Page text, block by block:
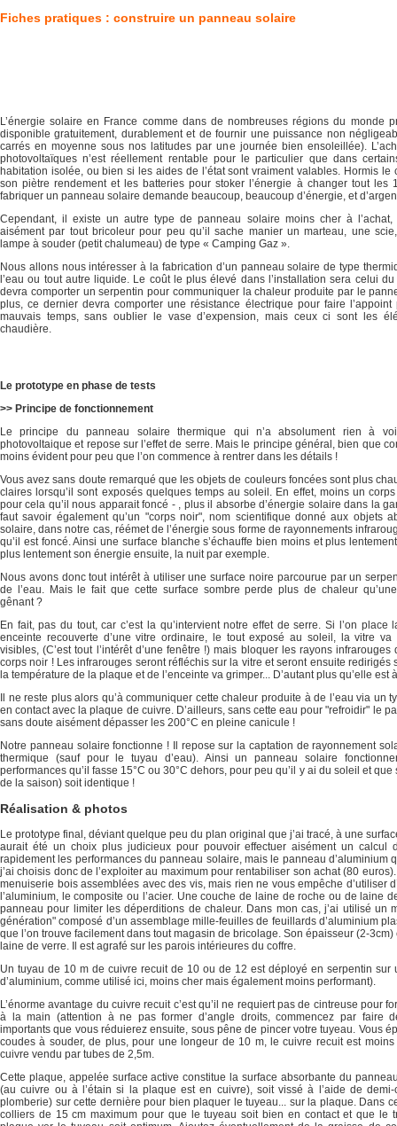
Fiches pratiques : construire un panneau solaire
L’énergie solaire en France comme dans de nombreuses régions du monde
disponible gratuitement, durablement et de fournir une puissance non
carrés en moyenne sous nos latitudes par une journée bien ensoleillée).
photovoltaïques n’est réellement rentable pour le particulier que dans
habitation isolée, ou bien si les aides de l’état sont vraiment valables. Hormis le
son piètre rendement et les batteries pour stoker l’énergie à changer tout les
fabriquer un panneau solaire demande beaucoup, beaucoup d’énergie, et
Cependant, il existe un autre type de panneau solaire moins cher à
aisément par tout bricoleur pour peu qu’il sache manier un marteau, une
lampe à souder (petit chalumeau) de type « Camping Gaz ».
Nous allons nous intéresser à la fabrication d’un panneau solaire de type
l’eau ou tout autre liquide. Le coût le plus élevé dans l’installation sera celui
devra comporter un serpentin pour communiquer la chaleur produite par le
plus, ce dernier devra comporter une résistance électrique pour faire
mauvais temps, sans oublier le vase d’expension, mais ceux ci sont les
chaudière.
Le prototype en phase de tests
>> Principe de fonctionnement
Le principe du panneau solaire thermique qui n’a absolument rien à
photovoltaique et repose sur l’effet de serre. Mais le principe général, bien que
moins évident pour peu que l’on commence à rentrer dans les détails !
Vous avez sans doute remarqué que les objets de couleurs foncées sont plus
claires lorsqu’il sont exposés quelques temps au soleil. En effet, moins un
pour cela qu’il nous apparait foncé - , plus il absorbe d’énergie solaire dans la
faut savoir également qu’un "corps noir", nom scientifique donné aux objets
solaire, dans notre cas, réémet de l’énergie sous forme de rayonnements
qu’il est foncé. Ainsi une surface blanche s’échauffe bien moins et plus
plus lentement son énergie ensuite, la nuit par exemple.
Nous avons donc tout intérêt à utiliser une surface noire parcourue par un
de l’eau. Mais le fait que cette surface sombre perde plus de chaleur
gênant ?
En fait, pas du tout, car c’est la qu’intervient notre effet de serre. Si l’on
enceinte recouverte d’une vitre ordinaire, le tout exposé au soleil, la vitre
visibles, (C’est tout l’intérêt d’une fenêtre !) mais bloquer les rayons
corps noir ! Les infrarouges seront réfléchis sur la vitre et seront ensuite redirigés
la température de la plaque et de l’enceinte va grimper... D’autant plus qu’elle est
Il ne reste plus alors qu’à communiquer cette chaleur produite à de l’eau via un
en contact avec la plaque de cuivre. D’ailleurs, sans cette eau pour "refroidir" le
sans doute aisément dépasser les 200°C en pleine canicule !
Notre panneau solaire fonctionne ! Il repose sur la captation de rayonnement
thermique (sauf pour le tuyau d’eau). Ainsi un panneau solaire
performances qu’il fasse 15°C ou 30°C dehors, pour peu qu’il y ai du soleil et
de la saison) soit identique !
Réalisation & photos
Le prototype final, déviant quelque peu du plan original que j’ai tracé, à une
aurait été un choix plus judicieux pour pouvoir effectuer aisément un calcul
rapidement les performances du panneau solaire, mais le panneau d’aluminium
j’ai choisis donc de l’exploiter au maximum pour rentabiliser son achat (80
menuiserie bois assemblées avec des vis, mais rien ne vous empêche d’utiliser
l’aluminium, le composite ou l’acier. Une couche de laine de roche ou de laine
panneau pour limiter les déperditions de chaleur. Dans mon cas, j’ai utilisé un
génération" composé d’un assemblage mille-feuilles de feuillards d’aluminium
que l’on trouve facilement dans tout magasin de bricolage. Son épaisseur (2-
laine de verre. Il est agrafé sur les parois intérieures du coffre.
Un tuyau de 10 m de cuivre recuit de 10 ou de 12 est déployé en serpentin sur
d’aluminium, comme utilisé ici, moins cher mais également moins performant).
L’énorme avantage du cuivre recuit c’est qu’il ne requiert pas de cintreuse pour
à la main (attention à ne pas former d’angle droits, commencez par faire
importants que vous réduierez ensuite, sous pêne de pincer votre tuyeau. Vous
coudes à souder, de plus, pour une longeur de 10 m, le cuivre recuit est
cuivre vendu par tubes de 2,5m.
Cette plaque, appelée surface active constitue la surface absorbante du
(au cuivre ou à l’étain si la plaque est en cuivre), soit vissé à l’aide de
plomberie) sur cette dernière pour bien plaquer le tuyeau... sur la plaque. Dans
colliers de 15 cm maximum pour que le tuyeau soit bien en contact et que le